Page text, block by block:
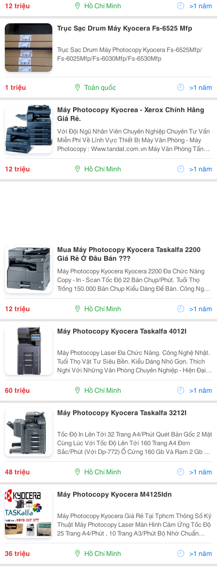
180 Và Taskalfa 220 Sẽ Giúp Bạn Sử Dụng Dễ Dàng...
12 triệu Hồ Chí Minh >1 năm
Trục Sạc Drum Máy Kyocera Fs-6525 Mfp
Trục Sạc Drum Máy Photocopy Kyocera Fs-6525Mfp/
Fs-6025Mfp/Fs-6030Mfp/Fs-6530Mfp
1 triệu Toàn quốc >1 năm
Máy Photocopy Kyocrea - Xerox Chính Hãng
Giá Rẻ.
Với Đội Ngũ Nhân Viên Chuyên Nghiệp Chuyên Tư Vấn
Miễn Phí Về Lĩnh Vực Thiết Bị Máy Văn Phòng - Máy
Photocopy : Www.tandat.com.vn Máy Văn Phòng Tấn
Đạt Là Nơi Cung Cấp Uy Tín Nhất Về Dòng Sản Phẩm
Máy In, Máy Photocopy, Vật Tư, Linh Kiện, Mực...
12 triệu Hồ Chí Minh >1 năm
Mua Máy Photocopy Kyocera Taskalfa 2200
Giá Rẻ Ở Đâu Bán ???
Máy Photocopy Kyocera Kyocera 2200 Đa Chức Năng
Copy - In - Scan Tốc Độ 22 Bản Chụp/Phút. Tuổi Thọ
Trống 150.000 Bản Chụp Kiểu Dáng Để Bàn. Công Nghệ
Nhật. Hàng Chính Hãng. Bảo Hành Chính Hãng.(
100.000 Bản Chụp Hoặc 12 Tháng )...
12 triệu Hồ Chí Minh >1 năm
Máy Photocopy Kyocera Taskalfa 4012I
Máy Photocopy Laser Đa Chức Năng. Công Nghệ Nhật.
Tuổi Thọ Vật Tư Siêu Bền. Kiểu Dáng Nhỏ Gọn. Thích
Nghi Với Những Văn Phòng Chuyên Nghiệp - Hiện Đại
Khuyến Mãi Hấp Dẫn. Quà Tặng Cực Khủng. Bảo Hành
Tận Nơi, Bảo Trì Miễn Phí...
60 triệu Hồ Chí Minh >1 năm
Máy Photocopy Kyocera Taskalfa 3212I
Tốc Độ In Lên Tới 32 Trang A4/Phút Quét Bản Gốc 2 Mặt
Cùng Lúc Với Tốc Độ Lên Tới 160 Trang A4 Đơn
Sắc/Phút (Với Dp-772) Ổ Cứng 160 Gb Và Ram 2 Gb Có
Sẵn Trong Cấu Hình Tiêu Chuẩn Hệ Thống Khay Giấy Đa
Dạng Kết Hợp Với Nhiều Bộ Nạp Bản Gốc K
48 triệu Hồ Chí Minh >1 năm
Máy Photocopy Kyocera M4125Idn
Máy Photocopy Kyocera Giá Rẻ Tại Tphcm Thông Số Kỹ
Thuật Máy Photocopy Laser Màn Hình Cảm Ứng Tốc Độ
25 Trang A4/Phút , 10 Trang A3/Phút Bộ Nhớ Chuẩn
512Mb Có Thể Nâng Cấp Lên 1024Gb Độ Phân Giải :
600 X 600 Dpi Sao Chụp Liên Tục 999 Bản/1...
36 triệu Hồ Chí Minh >1 năm